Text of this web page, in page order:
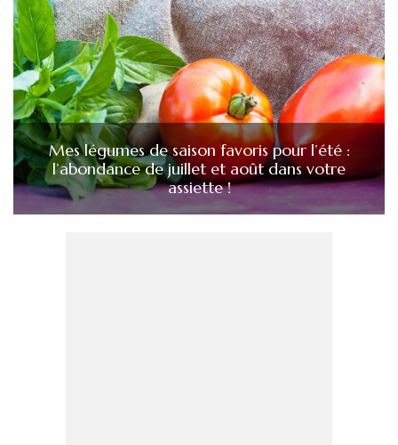
Mes légumes de saison favoris pour l’été :
l’abondance de juillet et août dans votre
assiette !